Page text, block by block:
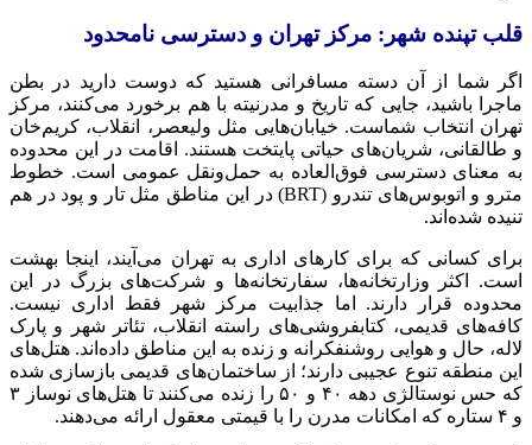
قلب تپنده شهر: مرکز تهران و دسترسی نامحدود
اگر شما از آن دسته مسافرانی هستید که دوست دارید در بطن
ماجرا باشید، جایی که تاریخ و مدرنیته با هم برخورد می‌کنند، مرکز
تهران انتخاب شماست. خیابان‌هایی مثل ولیعصر، انقلاب، کریم‌خان
و طالقانی، شریان‌های حیاتی پایتخت هستند. اقامت در این محدوده
به معنای دسترسی فوق‌العاده به حمل‌ونقل عمومی است. خطوط
مترو و اتوبوس‌های تندرو (BRT) در این مناطق مثل تار و پود در هم
تنیده شده‌اند.
برای کسانی که برای کارهای اداری به تهران می‌آیند، اینجا بهشت
است. اکثر وزارتخانه‌ها، سفارتخانه‌ها و شرکت‌های بزرگ در این
محدوده قرار دارند. اما جذابیت مرکز شهر فقط اداری نیست.
کافه‌های قدیمی، کتابفروشی‌های راسته انقلاب، تئاتر شهر و پارک
لاله، حال و هوایی روشنفکرانه و زنده به این مناطق داده‌اند. هتل‌های
این منطقه تنوع عجیبی دارند؛ از ساختمان‌های قدیمی بازسازی شده
که حس نوستالژی دهه ۴۰ و ۵۰ را زنده می‌کنند تا هتل‌های نوساز ۳
و ۴ ستاره که امکانات مدرن را با قیمتی معقول ارائه می‌دهند.